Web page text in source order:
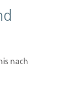
Alltag. Doch
nach